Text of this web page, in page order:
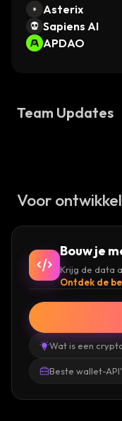
Asterix
Sapiens AI
APDAO
Team Updates
Voor
Bouw je
Krijg de data
Ontdek de
Wat is een
Beste wallet-